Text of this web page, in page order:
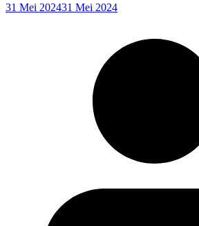
31 Mei 202431 Mei 2024